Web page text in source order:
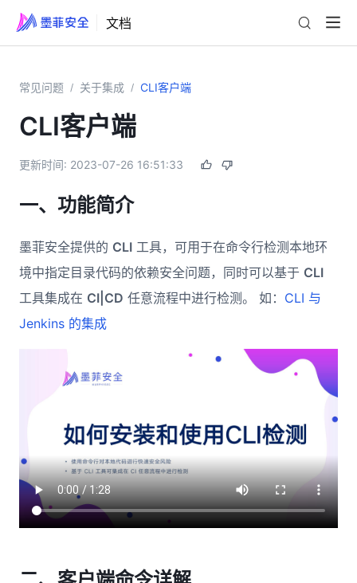
文档
常见问题 / 关于集成 / CLI客户端
CLI客户端
更新时间: 2023-07-26 16:51:33
一、功能简介
墨菲安全提供的 CLI 工具，可用于在命令行检测本地环
境中指定目录代码的依赖安全问题，同时可以基于 CLI
工具集成在 CI|CD 任意流程中进行检测。 如： CLI 与
Jenkins 的集成